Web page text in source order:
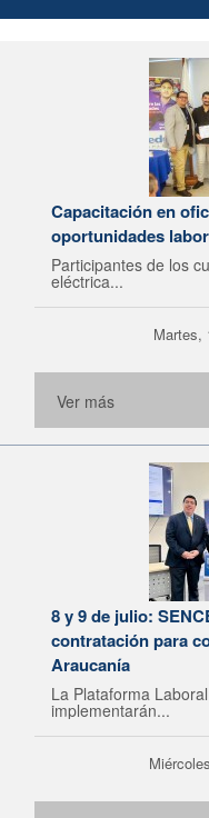
Capacitación en
oportunidades
Participantes de los
eléctrica...
Martes,
Ver más
8 y 9 de julio:
contratación para
Araucanía
La Plataforma
implementarán...